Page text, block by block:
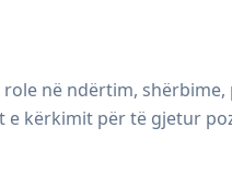
në ndërtim,
kërkimit për të gjetur